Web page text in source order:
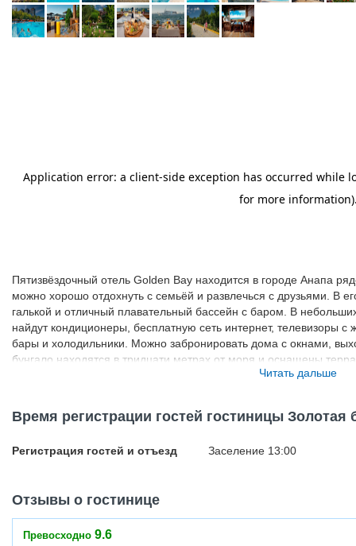
Пятизвёздочный отель Golden Bay находится в городе Анапа
можно хорошо отдохнуть с семьёй и развлечься с друзьями. В
галькой и отличный плавательный бассейн с баром. В
найдут кондиционеры, бесплатную сеть интернет, телевизоры
бары и холодильники. Можно забронировать дома с окнами,
бунгало находятся в тридцати метрах от моря и оснащены
рецептам русской и европейской кухонь. Отель «Золотая
Читать дальше
Время регистрации гостей гостиницы Золотая
Регистрация гостей и отъезд Заселение 13:00
Отзывы о гостинице
Превосходно 9.6